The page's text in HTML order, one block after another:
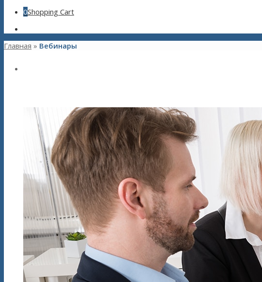
0Shopping Cart
Главная » Вебинары